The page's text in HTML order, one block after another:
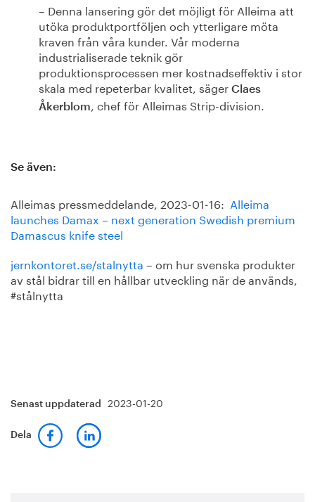
– Denna lansering gör det möjligt för Alleima att
utöka produktportföljen och ytterligare möta
kraven från våra kunder. Vår moderna
industrialiserade teknik gör
produktionsprocessen mer kostnadseffektiv i stor
skala med repeterbar kvalitet, säger Claes
Åkerblom, chef för Alleimas Strip-division.
Se även:
Alleimas pressmeddelande, 2023-01-16: Alleima
launches Damax – next generation Swedish premium
Damascus knife steel
jernkontoret.se/stalnytta – om hur svenska produkter
av stål bidrar till en hållbar utveckling när de används,
#stålnytta
Senast uppdaterad 2023-01-20
Dela